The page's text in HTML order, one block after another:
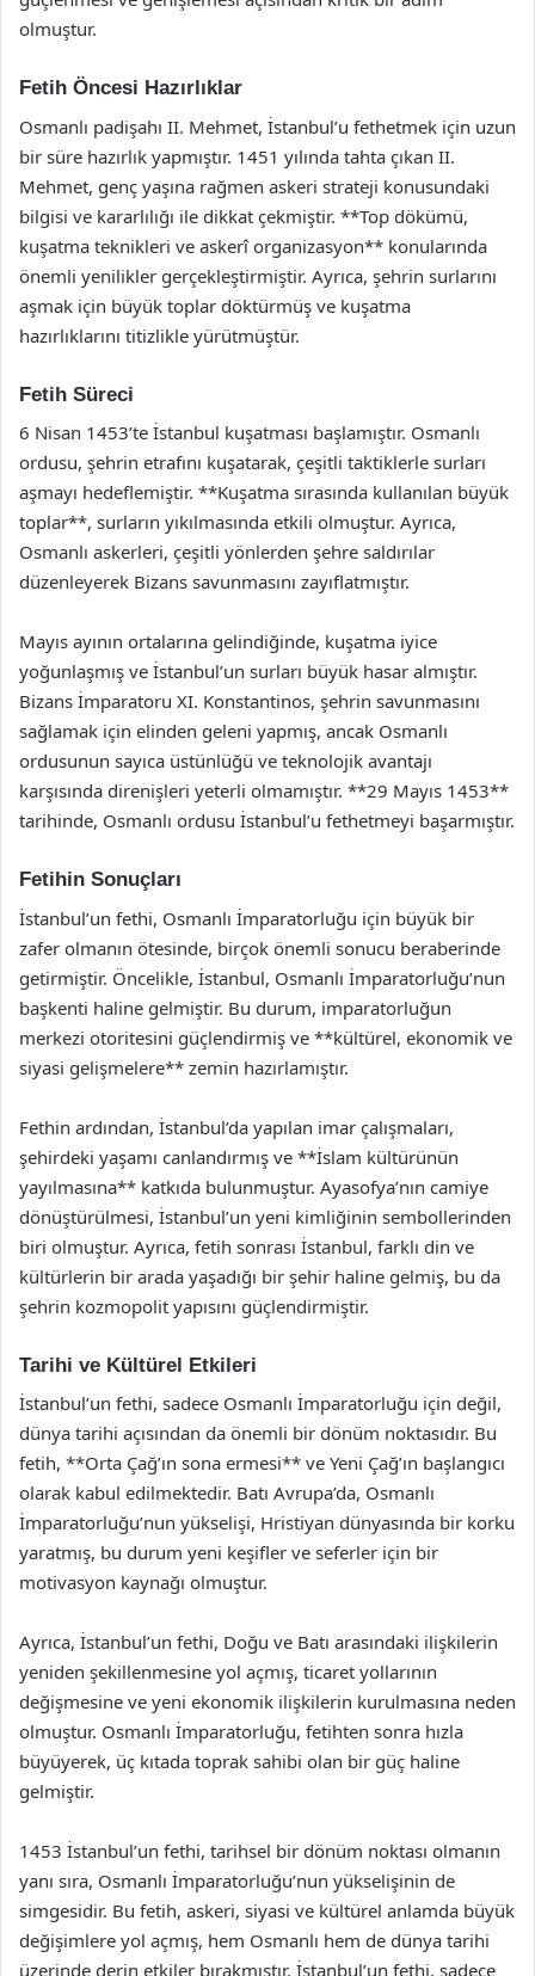
olmuştur.
Fetih Öncesi Hazırlıklar
Osmanlı padişahı II. Mehmet, İstanbul’u fethetmek için uzun
bir süre hazırlık yapmıştır. 1451 yılında tahta çıkan II.
Mehmet, genç yaşına rağmen askeri strateji konusundaki
bilgisi ve kararlılığı ile dikkat çekmiştir. **Top dökümü,
kuşatma teknikleri ve askerî organizasyon** konularında
önemli yenilikler gerçekleştirmiştir. Ayrıca, şehrin surlarını
aşmak için büyük toplar döktürmüş ve kuşatma
hazırlıklarını titizlikle yürütmüştür.
Fetih Süreci
6 Nisan 1453’te İstanbul kuşatması başlamıştır. Osmanlı
ordusu, şehrin etrafını kuşatarak, çeşitli taktiklerle surları
aşmayı hedeflemiştir. **Kuşatma sırasında kullanılan büyük
toplar**, surların yıkılmasında etkili olmuştur. Ayrıca,
Osmanlı askerleri, çeşitli yönlerden şehre saldırılar
düzenleyerek Bizans savunmasını zayıflatmıştır.
Mayıs ayının ortalarına gelindiğinde, kuşatma iyice
yoğunlaşmış ve İstanbul’un surları büyük hasar almıştır.
Bizans İmparatoru XI. Konstantinos, şehrin savunmasını
sağlamak için elinden geleni yapmış, ancak Osmanlı
ordusunun sayıca üstünlüğü ve teknolojik avantajı
karşısında direnişleri yeterli olmamıştır. **29 Mayıs 1453**
tarihinde, Osmanlı ordusu İstanbul’u fethetmeyi başarmıştır.
Fetihin Sonuçları
İstanbul’un fethi, Osmanlı İmparatorluğu için büyük bir
zafer olmanın ötesinde, birçok önemli sonucu beraberinde
getirmiştir. Öncelikle, İstanbul, Osmanlı İmparatorluğu’nun
başkenti haline gelmiştir. Bu durum, imparatorluğun
merkezi otoritesini güçlendirmiş ve **kültürel, ekonomik ve
siyasi gelişmelere** zemin hazırlamıştır.
Fethin ardından, İstanbul’da yapılan imar çalışmaları,
şehirdeki yaşamı canlandırmış ve **İslam kültürünün
yayılmasına** katkıda bulunmuştur. Ayasofya’nın camiye
dönüştürülmesi, İstanbul’un yeni kimliğinin sembollerinden
biri olmuştur. Ayrıca, fetih sonrası İstanbul, farklı din ve
kültürlerin bir arada yaşadığı bir şehir haline gelmiş, bu da
şehrin kozmopolit yapısını güçlendirmiştir.
Tarihi ve Kültürel Etkileri
İstanbul’un fethi, sadece Osmanlı İmparatorluğu için değil,
dünya tarihi açısından da önemli bir dönüm noktasıdır. Bu
fetih, **Orta Çağ’ın sona ermesi** ve Yeni Çağ’ın başlangıcı
olarak kabul edilmektedir. Batı Avrupa’da, Osmanlı
İmparatorluğu’nun yükselişi, Hristiyan dünyasında bir korku
yaratmış, bu durum yeni keşifler ve seferler için bir
motivasyon kaynağı olmuştur.
Ayrıca, İstanbul’un fethi, Doğu ve Batı arasındaki ilişkilerin
yeniden şekillenmesine yol açmış, ticaret yollarının
değişmesine ve yeni ekonomik ilişkilerin kurulmasına neden
olmuştur. Osmanlı İmparatorluğu, fetihten sonra hızla
büyüyerek, üç kıtada toprak sahibi olan bir güç haline
gelmiştir.
1453 İstanbul’un fethi, tarihsel bir dönüm noktası olmanın
yanı sıra, Osmanlı İmparatorluğu’nun yükselişinin de
simgesidir. Bu fetih, askeri, siyasi ve kültürel anlamda büyük
değişimlere yol açmış, hem Osmanlı hem de dünya tarihi
üzerinde derin etkiler bırakmıştır. İstanbul’un fethi, sadece